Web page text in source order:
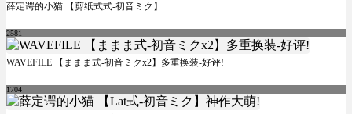
薛定谔的小猫 【剪纸式式-初音ミク】
2581
WAVEFILE 【ままま式-初音ミクx2】多重换装-好评!
1704